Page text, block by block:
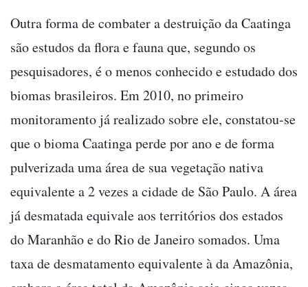
Outra forma de combater a destruição da Caatinga
são estudos da flora e fauna que, segundo os
pesquisadores, é o menos conhecido e estudado dos
biomas brasileiros. Em 2010, no primeiro
monitoramento já realizado sobre ele, constatou-se
que o bioma Caatinga perde por ano e de forma
pulverizada uma área de sua vegetação nativa
equivalente a 2 vezes a cidade de São Paulo. A área
já desmatada equivale aos territórios dos estados
do Maranhão e do Rio de Janeiro somados. Uma
taxa de desmatamento equivalente à da Amazônia,